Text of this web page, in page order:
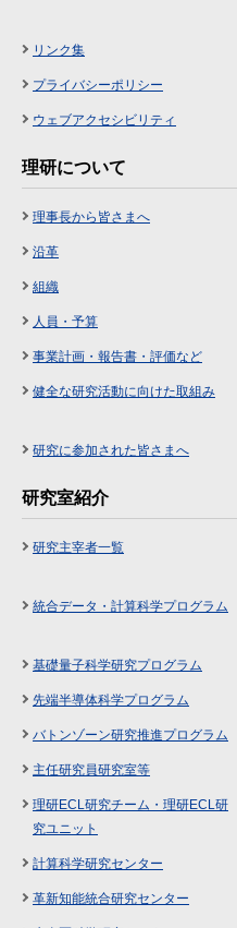
リンク集
プライバシーポリシー
ウェブアクセシビリティ
理研について
理事長から皆さまへ
沿革
組織
人員・予算
事業計画・報告書・評価など
健全な研究活動に向けた取組み
研究に参加された皆さまへ
研究室紹介
研究主宰者一覧
統合データ・計算科学プログラム
基礎量子科学研究プログラム
先端半導体科学プログラム
バトンゾーン研究推進プログラム
主任研究員研究室等
理研ECL研究チーム・理研ECL研
究ユニット
計算科学研究センター
革新知能統合研究センター